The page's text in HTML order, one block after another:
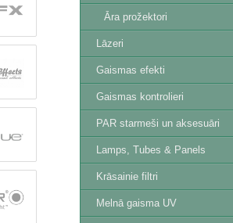
Āra prožektori
Lāzeri
Gaismas efekti
Gaismas kontrolieri
PAR starmeši un aksesuāri
Lamps, Tubes & Panels
Krāsainie filtri
Melnā gaisma UV